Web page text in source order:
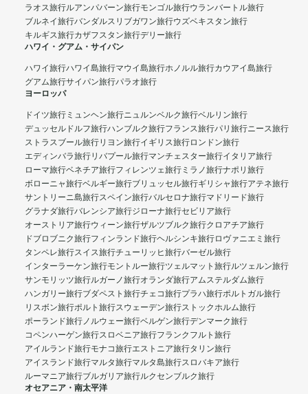
ラオス旅行ルアンパバーン旅行モンゴル旅行ウランバートル旅行
ブルネイ旅行バンダルスリブガワン旅行ウズベキスタン旅行
キルギス旅行カザフスタン旅行デリー旅行
ハワイ・グアム・サイパン
ハワイ旅行ハワイ島旅行マウイ島旅行ホノルル旅行カウアイ島旅行
グアム旅行サイパン旅行パラオ旅行
ヨーロッパ
ドイツ旅行 ミュンヘン旅行ニュルンベルク旅行ベルリン旅行
デュッセルドルフ旅行ハンブルク旅行フランス旅行パリ旅行ニース旅行
ストラスブール旅行リヨン旅行イギリス旅行ロンドン旅行
エディンバラ旅行リバプール旅行マンチェスター旅行イタリア旅行
ローマ旅行ベネチア旅行フィレンツェ旅行 ミラノ旅行ナポリ旅行
ボローニャ旅行ベルギー旅行ブリュッセル旅行ギリシャ旅行アテネ旅行
サントリーニ島旅行スペイン旅行バルセロナ旅行マドリード旅行
グラナダ旅行バレンシア旅行ジローナ旅行セビリア旅行
オーストリア旅行ウィーン旅行ザルツブルク旅行クロアチア旅行
ドブロブニク旅行フィンランド旅行ヘルシンキ旅行ロヴァニエミ旅行
タンペレ旅行スイス旅行チューリッヒ旅行バーゼル旅行
インターラーケン旅行モントルー旅行ツェルマット旅行ルツェルン旅行
サンモリッツ旅行ルガーノ旅行オランダ旅行アムステルダム旅行
ハンガリー旅行ブダペスト旅行チェコ旅行プラハ旅行ポルトガル旅行
リスボン旅行ポルト旅行スウェーデン旅行ストックホルム旅行
ポーランド旅行ノルウェー旅行ベルゲン旅行デンマーク旅行
コペンハーゲン旅行スロベニア旅行フランクフルト旅行
アイルランド旅行モナコ旅行エストニア旅行タリン旅行
アイスランド旅行マルタ旅行マルタ島旅行スロバキア旅行
ルーマニア旅行ブルガリア旅行ルクセンブルク旅行
オセアニア・南太平洋